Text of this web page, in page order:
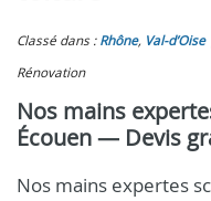
Classé dans : Rhône, Val-d’Oise
Rénovation
Nos mains
Écouen — Devis
Nos mains expertes